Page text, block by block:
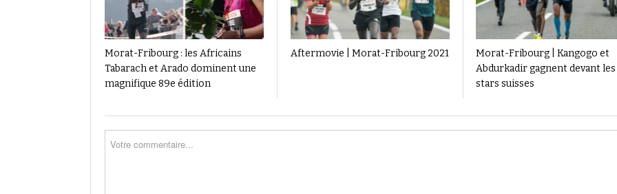
Morat-Fribourg : les Africains
Tabarach et Arado dominent une
magnifique 89e édition
Aftermovie | Morat-Fribourg 2021
Morat-Fribourg | Kangogo et
Abdurkadir gagnent devant les
stars suisses